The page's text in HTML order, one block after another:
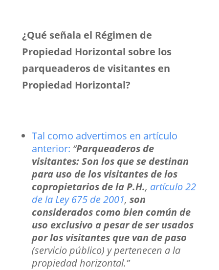
¿Qué señala el Régimen de
Propiedad Horizontal sobre los
parqueaderos de visitantes en
Propiedad Horizontal?
Tal como advertimos en artículo
anterior: “Parqueaderos de
visitantes: Son los que se destinan
para uso de los visitantes de los
copropietarios de la P.H., artículo 22
de la Ley 675 de 2001, son
considerados como bien común de
uso exclusivo a pesar de ser usados
por los visitantes que van de paso
(servicio público) y pertenecen a la
propiedad horizontal.”